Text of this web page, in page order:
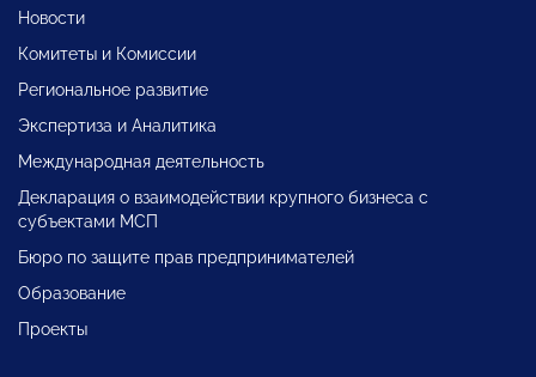
Новости
Комитеты и Комиссии
Региональное развитие
Экспертиза и Аналитика
Международная деятельность
Декларация о взаимодействии крупного бизнеса с
субъектами МСП
Бюро по защите прав предпринимателей
Образование
Проекты